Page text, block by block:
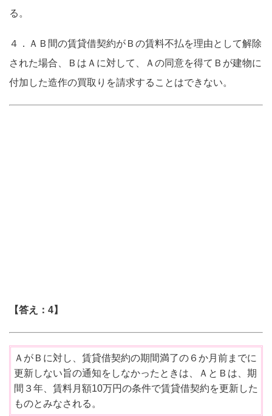
る。
４．ＡＢ間の賃貸借契約がＢの賃料不払を理由として解除
された場合、ＢはＡに対して、Ａの同意を得てＢが建物に
付加した造作の買取りを請求することはできない。
【答え：4】
ＡがＢに対し、賃貸借契約の期間満了の６か月前までに
更新しない旨の通知をしなかったときは、ＡとＢは、期
間３年、賃料月額10万円の条件で賃貸借契約を更新した
ものとみなされる。